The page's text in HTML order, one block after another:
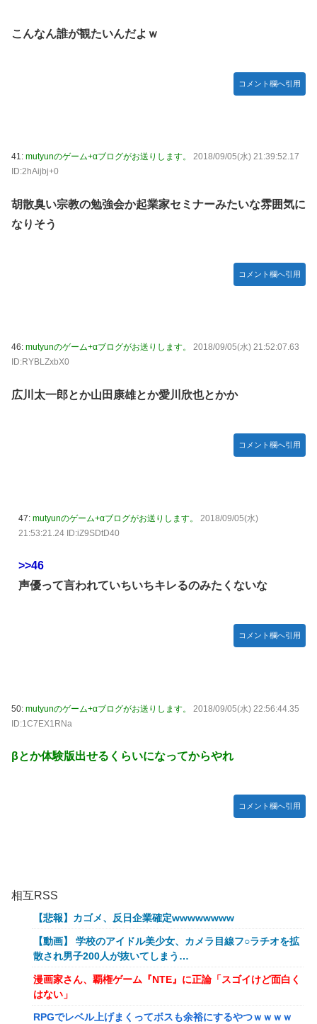
こんなん誰が観たいんだよｗ
コメント欄へ引用
41: mutyunのゲーム+αブログがお送りします。
2018/09/05(水) 21:39:52.17
ID:2hAijbj+0
胡散臭い宗教の勉強会か起業家セミナーみたいな雰囲気に
なりそう
コメント欄へ引用
46: mutyunのゲーム+αブログがお送りします。
2018/09/05(水) 21:52:07.63
ID:RYBLZxbX0
広川太一郎とか山田康雄とか愛川欣也とかか
コメント欄へ引用
47: mutyunのゲーム+αブログがお送りします。
2018/09/05(水)
21:53:21.24 ID:iZ9SDtD40
>>46
声優って言われていちいちキレるのみたくないな
コメント欄へ引用
50: mutyunのゲーム+αブログがお送りします。
2018/09/05(水) 22:56:44.35
ID:1C7EX1RNa
βとか体験版出せるくらいになってからやれ
コメント欄へ引用
相互RSS
【悲報】カゴメ、反日企業確定wwwwwwww
【動画】 学校のアイドル美少女、カメラ目線フ○ラチオを拡
散され男子200人が抜いてしまう…
漫画家さん、覇権ゲーム『NTE』に正論「スゴイけど面白く
はない」
RPGでレベル上げまくってボスも余裕にするやつｗｗｗｗ